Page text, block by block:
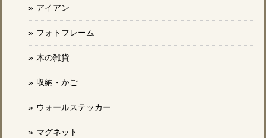
アイアン
フォトフレーム
木の雑貨
収納・かご
ウォールステッカー
マグネット